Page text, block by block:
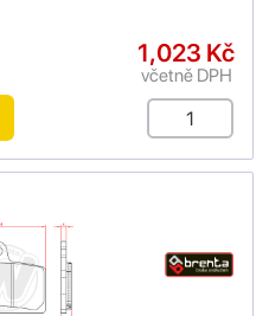
1,023 Kč
včetně DPH